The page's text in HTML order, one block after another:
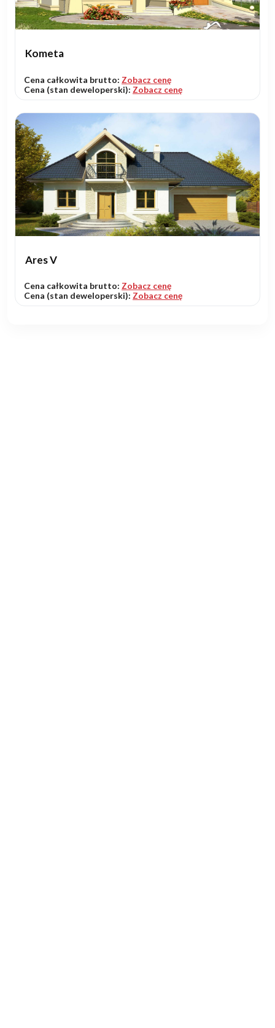
Kometa
Cena całkowita brutto: Zobacz cenę
Cena (stan deweloperski): Zobacz cenę
Ares V
Cena całkowita brutto: Zobacz cenę
Cena (stan deweloperski): Zobacz cenę